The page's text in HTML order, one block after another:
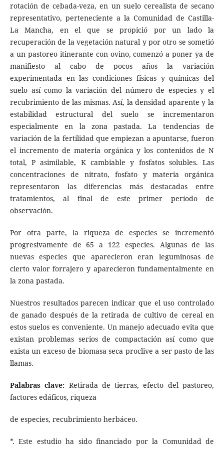
rotación de cebada-veza, en un suelo cerealista de secano
representativo, perteneciente a la Comunidad de Castilla-
La Mancha, en el que se propició por un lado la
recuperación de la vegetación natural y por otro se sometió
a un pastoreo itinerante con ovino, comenzó a poner ya de
manifiesto al cabo de pocos años la variación
experimentada en las condiciones físicas y químicas del
suelo así como la variación del número de especies y el
recubrimiento de las mismas. Así, la densidad aparente y la
estabilidad estructural del suelo se incrementaron
especialmente en la zona pastada. La tendencias de
variación de la fertilidad que empiezan a apuntarse, fueron
el incremento de materia orgánica y los contenidos de N
total, P asimilable, K cambiable y fosfatos solubles. Las
concentraciones de nitrato, fosfato y materia orgánica
representaron las diferencias más destacadas entre
tratamientos, al final de este primer período de
observación.
Por otra parte, la riqueza de especies se incrementó
progresivamente de 65 a 122 especies. Algunas de las
nuevas especies que aparecieron eran leguminosas de
cierto valor forrajero y aparecieron fundamentalmente en
la zona pastada.
Nuestros resultados parecen indicar que el uso controlado
de ganado después de la retirada de cultivo de cereal en
estos suelos es conveniente. Un manejo adecuado evita que
existan problemas serios de compactación así como que
exista un exceso de biomasa seca proclive a ser pasto de las
llamas.
Palabras clave: Retirada de tierras, efecto del pastoreo,
factores edáficos, riqueza
de especies, recubrimiento herbáceo.
*. Este estudio ha sido financiado por la Comunidad de